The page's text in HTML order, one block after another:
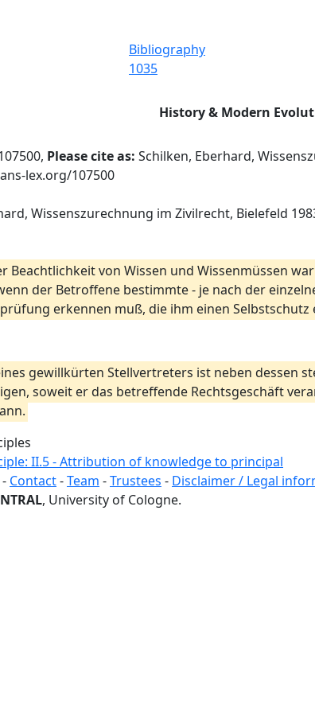
Bibliography
1035
History & Modern
Please cite as: Schilken, Eberhard,
lex.org/107500
Wissenszurechnung im Zivilrecht, Bielefeld
Beachtlichkeit von Wissen und Wissenmüssen
der Betroffene bestimmte - je nach der
erkennen muß, die ihm einen Selbstschutz
gewillkürten Stellvertreters ist neben dessen
soweit er das betreffende Rechtsgeschäft
II.5 - Attribution of knowledge to principal
- Contact-Team -Trustees - Disclaimer / Legal
, University of Cologne.